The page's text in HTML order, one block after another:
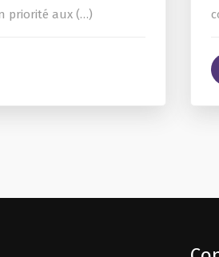
priorité aux (…)